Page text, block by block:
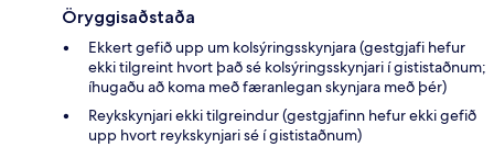
Öryggisaðstaða
Ekkert gefið upp um kolsýringsskynjara (gestgjafi hefur
ekki tilgreint hvort það sé kolsýringsskynjari í gististaðnum;
íhugaðu að koma með færanlegan skynjara með þér)
Reykskynjari ekki tilgreindur (gestgjafinn hefur ekki gefið
upp hvort reykskynjari sé í gististaðnum)